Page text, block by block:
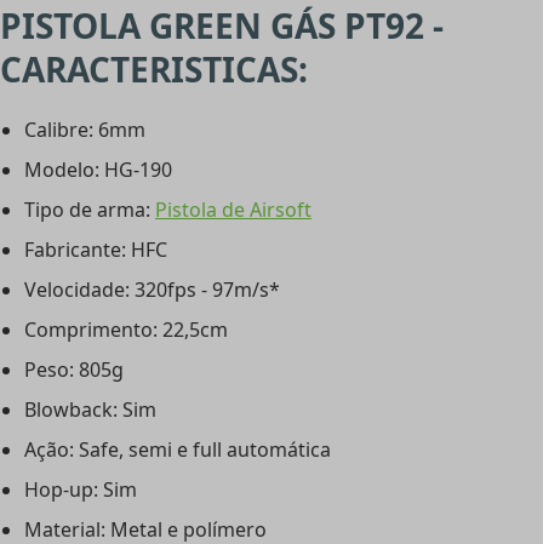
PISTOLA GREEN GÁS PT92 -
CARACTERISTICAS:
Calibre: 6mm
Modelo: HG-190
Tipo de arma: Pistola de Airsoft
Fabricante: HFC
Velocidade: 320fps - 97m/s*
Comprimento: 22,5cm
Peso: 805g
Blowback: Sim
Ação: Safe, semi e full automática
Hop-up: Sim
Material: Metal e polímero